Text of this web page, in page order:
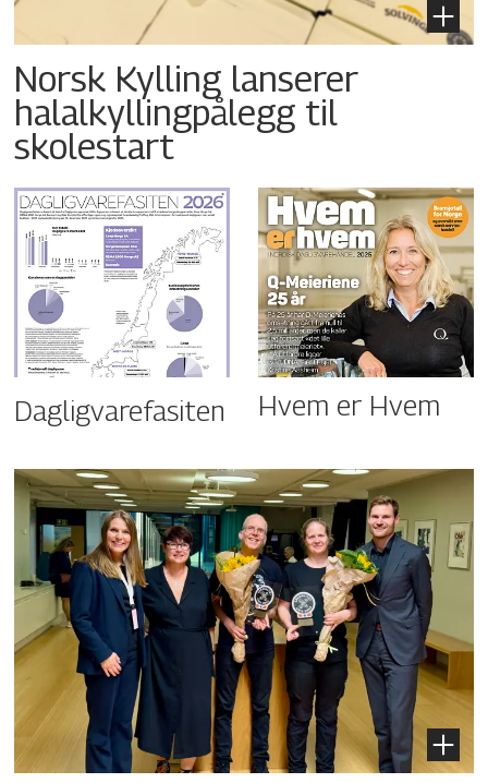
Norsk Kylling lanserer
halalkyllingpålegg til
skolestart
Dagligvarefasiten Hvem er Hvem